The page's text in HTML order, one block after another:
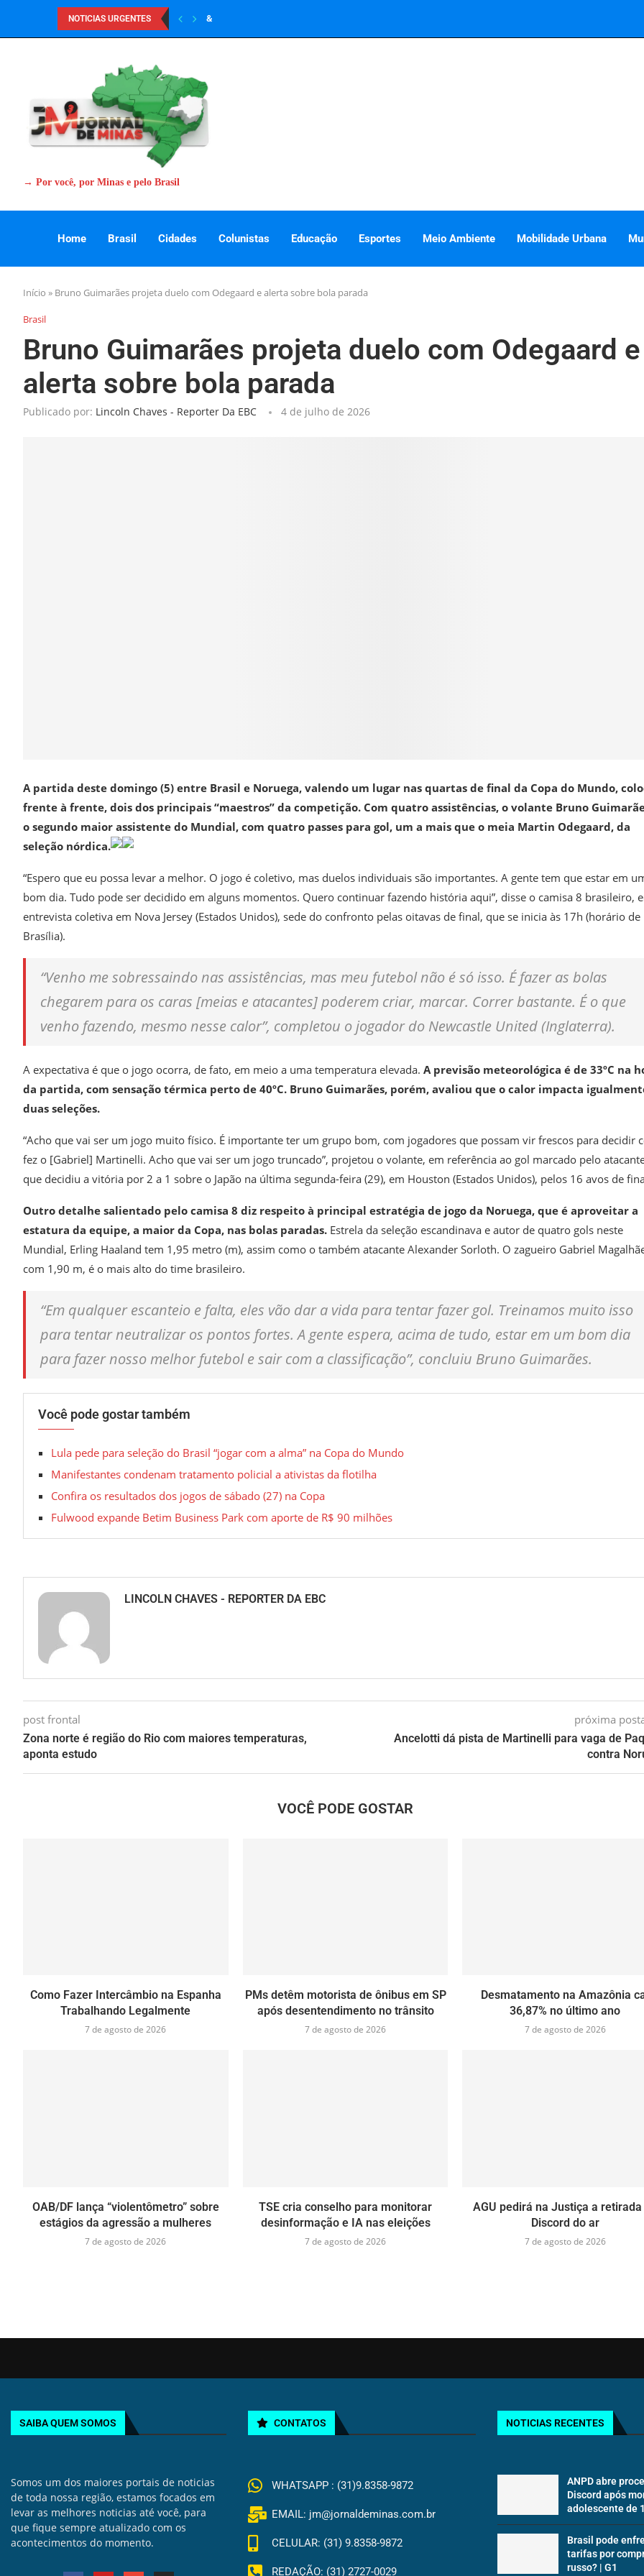
NOTICIAS URGENTES &
→ Por você, por Minas e pelo Brasil
Home Brasil Cidades Colunistas Educação Esportes Meio Ambiente Mobilidade Urbana
Início » Bruno Guimarães projeta duelo com Odegaard e alerta sobre bola parada
Brasil
Bruno Guimarães projeta duelo com Odegaard e
alerta sobre bola parada
Publicado por: Lincoln Chaves - Reporter Da EBC 4 de julho de 2026
A partida deste domingo (5) entre Brasil e Noruega, valendo um lugar nas quartas de final da Copa do Mundo,
frente à frente, dois dos principais “maestros” da competição. Com quatro assistências, o volante Bruno
o segundo maior assistente do Mundial, com quatro passes para gol, um a mais que o meia Martin Odegaard, da
seleção nórdica.
“Espero que eu possa levar a melhor. O jogo é coletivo, mas duelos individuais são importantes. A gente tem que estar em
bom dia. Tudo pode ser decidido em alguns momentos. Quero continuar fazendo história aqui”, disse o camisa 8 brasileiro,
entrevista coletiva em Nova Jersey (Estados Unidos), sede do confronto pelas oitavas de final, que se inicia às 17h (horário de
Brasília).
“Venho me sobressaindo nas assistências, mas meu futebol não é só isso. É fazer as bolas
chegarem para os caras [meias e atacantes] poderem criar, marcar. Correr bastante. É o que
venho fazendo, mesmo nesse calor”, completou o jogador do Newcastle United (Inglaterra).
A expectativa é que o jogo ocorra, de fato, em meio a uma temperatura elevada. A previsão meteorológica é de 33ºC na
da partida, com sensação térmica perto de 40ºC. Bruno Guimarães, porém, avaliou que o calor impacta
duas seleções.
“Acho que vai ser um jogo muito físico. É importante ter um grupo bom, com jogadores que possam vir frescos para decidir
fez o [Gabriel] Martinelli. Acho que vai ser um jogo truncado”, projetou o volante, em referência ao gol marcado pelo
que decidiu a vitória por 2 a 1 sobre o Japão na última segunda-feira (29), em Houston (Estados Unidos), pelos 16 avos de
Outro detalhe salientado pelo camisa 8 diz respeito à principal estratégia de jogo da Noruega, que é aproveitar a
estatura da equipe, a maior da Copa, nas bolas paradas. Estrela da seleção escandinava e autor de quatro gols neste
Mundial, Erling Haaland tem 1,95 metro (m), assim como o também atacante Alexander Sorloth. O zagueiro Gabriel
com 1,90 m, é o mais alto do time brasileiro.
“Em qualquer escanteio e falta, eles vão dar a vida para tentar fazer gol. Treinamos muito isso
para tentar neutralizar os pontos fortes. A gente espera, acima de tudo, estar em um bom dia
para fazer nosso melhor futebol e sair com a classificação”, concluiu Bruno Guimarães.
Você pode gostar também
Lula pede para seleção do Brasil “jogar com a alma” na Copa do Mundo
Manifestantes condenam tratamento policial a ativistas da flotilha
Confira os resultados dos jogos de sábado (27) na Copa
Fulwood expande Betim Business Park com aporte de R$ 90 milhões
LINCOLN CHAVES - REPORTER DA EBC
post frontal
Zona norte é região do Rio com maiores temperaturas,
aponta estudo
próxima
Ancelotti dá pista de Martinelli para vaga de
contra
VOCÊ PODE GOSTAR
Como Fazer Intercâmbio na Espanha
Trabalhando Legalmente
7 de agosto de 2026
PMs detêm motorista de ônibus em SP
após desentendimento no trânsito
7 de agosto de 2026
Desmatamento na Amazônia
36,87% no último ano
7 de agosto de 2026
OAB/DF lança “violentômetro” sobre
estágios da agressão a mulheres
7 de agosto de 2026
TSE cria conselho para monitorar
desinformação e IA nas eleições
7 de agosto de 2026
AGU pedirá na Justiça a retirada
Discord do ar
7 de agosto de 2026
SAIBA QUEM SOMOS
Somos um dos maiores portais de noticias
de toda nossa região, estamos focados em
levar as melhores noticias até você, para
que fique sempre atualizado com os
acontecimentos do momento.
CONTATOS
WHATSAPP : (31)9.8358-9872
EMAIL: jm@jornaldeminas.com.br
CELULAR: (31) 9.8358-9872
REDAÇÃO: (31) 2727-0029
NOTICIAS RECENTES
ANPD abre
Discord após
adolescente de
Brasil pode
tarifas por
russo? | G1